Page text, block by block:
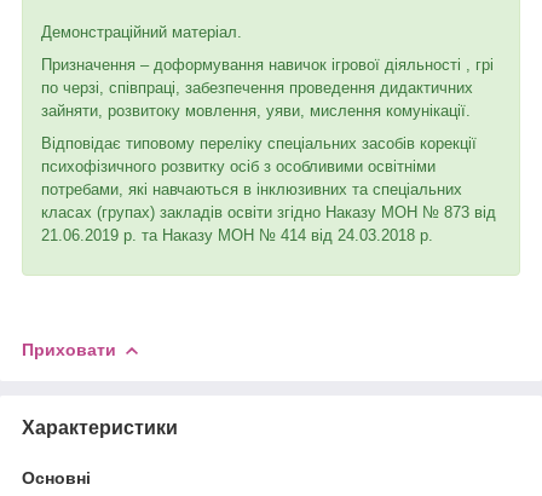
Демонстраційний матеріал.
Призначення – доформування навичок ігрової діяльності , грі
по черзі, співпраці, забезпечення проведення дидактичних
зайняти, розвитоку мовлення, уяви, мислення комунікації.
Відповідає типовому переліку спеціальних засобів корекції
психофізичного розвитку осіб з особливими освітніми
потребами, які навчаються в інклюзивних та спеціальних
класах (групах) закладів освіти згідно Наказу МОН № 873 від
21.06.2019 р. та Наказу МОН № 414 від 24.03.2018 р.
Приховати
Характеристики
Основні